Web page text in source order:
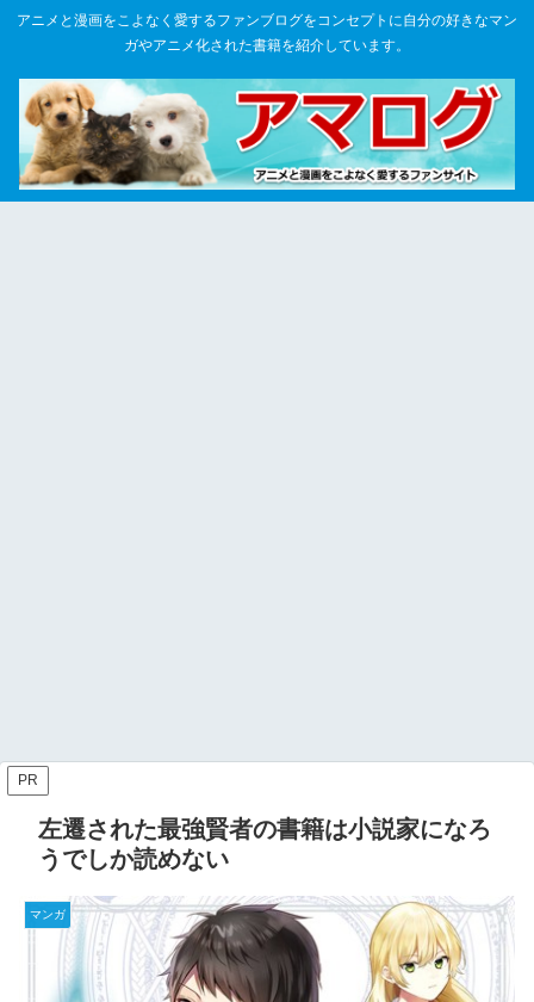
アニメと漫画をこよなく愛するファンブログをコンセプトに自分の好きなマン
ガやアニメ化された書籍を紹介しています。
PR
左遷された最強賢者の書籍は小説家になろ
うでしか読めない
マンガ